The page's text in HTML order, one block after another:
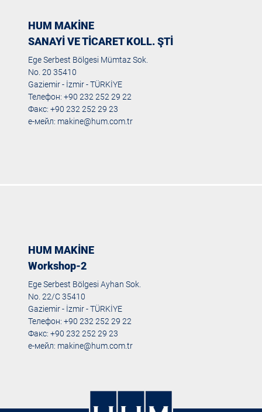
HUM MAKİNE
SANAYİ VE TİCARET KOLL. ŞTİ
Ege Serbest Bölgesi Mümtaz Sok.
No. 20 35410
Gaziemir - İzmir - TÜRKİYE
Телефон: +90 232 252 29 22
Факс: +90 232 252 29 23
е-мейл: makine@hum.com.tr
HUM MAKİNE
Workshop-2
Ege Serbest Bölgesi Ayhan Sok.
No. 22/C 35410
Gaziemir - İzmir - TÜRKİYE
Телефон: +90 232 252 29 22
Факс: +90 232 252 29 23
е-мейл: makine@hum.com.tr